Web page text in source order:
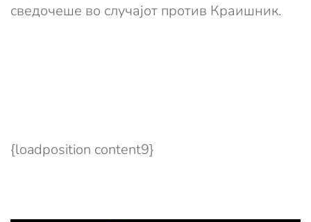
сведочеше во случајот против Краишник.
{loadposition content9}